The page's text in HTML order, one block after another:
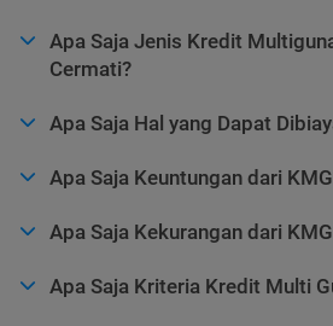
Apa Saja Jenis Kredit
Cermati?
Apa Saja Hal yang Dapat
Apa Saja Keuntungan dari
Apa Saja Kekurangan dari
Apa Saja Kriteria Kredit Multi